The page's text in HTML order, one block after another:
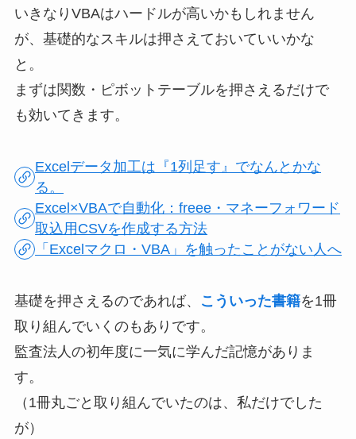
いきなりVBAはハードルが高いかもしれません
が、基礎的なスキルは押さえておいていいかな
と。
まずは関数・ピボットテーブルを押さえるだけで
も効いてきます。
Excelデータ加工は『1列足す』でなんとかな
る。
Excel×VBAで自動化：freee・マネーフォワード
取込用CSVを作成する方法
「Excelマクロ・VBA」を触ったことがない人へ
基礎を押さえるのであれば、 こういった書籍を1冊
取り組んでいくのもありです。
監査法人の初年度に一気に学んだ記憶がありま
す。
（1冊丸ごと取り組んでいたのは、私だけでした
が）